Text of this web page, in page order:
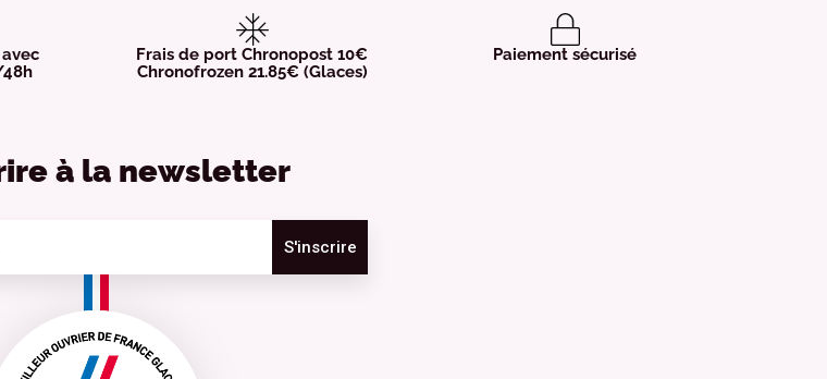
Frais de port Chronopost 10€
Chronofrozen 21.85€ (Glaces)
Paiement sécurisé
à la newsletter
S'inscrire